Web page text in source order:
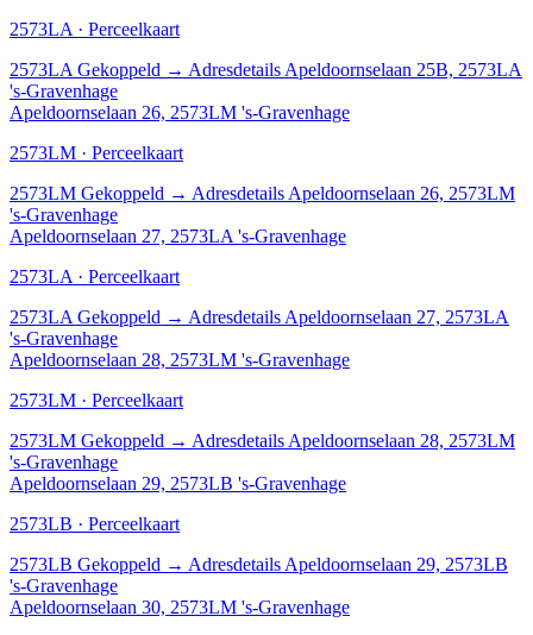
2573LA · Perceelkaart
2573LA Gekoppeld → Adresdetails Apeldoornselaan 25B, 2573LA
's-Gravenhage
Apeldoornselaan 26, 2573LM 's-Gravenhage
2573LM · Perceelkaart
2573LM Gekoppeld → Adresdetails Apeldoornselaan 26, 2573LM
's-Gravenhage
Apeldoornselaan 27, 2573LA 's-Gravenhage
2573LA · Perceelkaart
2573LA Gekoppeld → Adresdetails Apeldoornselaan 27, 2573LA
's-Gravenhage
Apeldoornselaan 28, 2573LM 's-Gravenhage
2573LM · Perceelkaart
2573LM Gekoppeld → Adresdetails Apeldoornselaan 28, 2573LM
's-Gravenhage
Apeldoornselaan 29, 2573LB 's-Gravenhage
2573LB · Perceelkaart
2573LB Gekoppeld → Adresdetails Apeldoornselaan 29, 2573LB
's-Gravenhage
Apeldoornselaan 30, 2573LM 's-Gravenhage